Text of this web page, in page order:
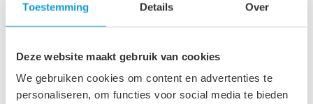
Toestemming Details Over
Deze website maakt gebruik van cookies
We gebruiken cookies om content en advertenties te
personaliseren, om functies voor social media te bieden
Productomschrijving
Specificaties